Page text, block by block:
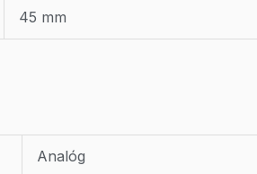
45 mm
Analóg